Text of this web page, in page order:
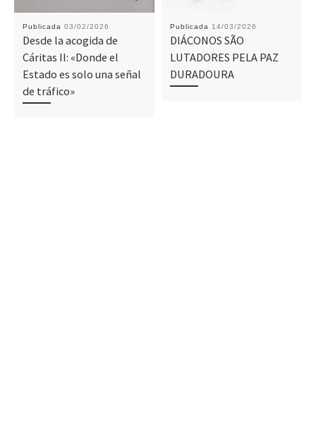
Publicada 03/02/2026
Desde la acogida de
Cáritas II: «Donde el
Estado es solo una señal
de tráfico»
Publicada 14/03/2026
DIÁCONOS SÃO
LUTADORES PELA PAZ
DURADOURA